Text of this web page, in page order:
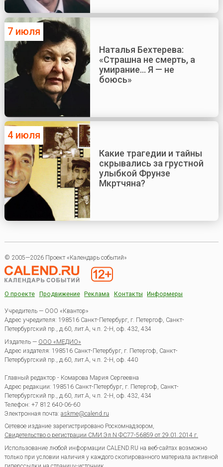
7 июля
Наталья Бехтерева:
«Страшна не смерть, а
умирание... Я — не
боюсь»
4 июля
Какие трагедии и тайны
скрывались за грустной
улыбкой Фрунзе
Мкртчяна?
© 2005—2026 Проект «Календарь событий»
О проекте Продвижение Реклама Контакты Информеры
Учредитель — ООО «Квантор»
Адрес учредителя: 198516 Санкт-Петербург, г. Петергоф, Санкт-
Петербургский пр., д.60, лит.А, ч.п. 2-Н, оф. 432, 434
Издатель — ООО «МЕДИО»
Адрес издателя: 198516 Санкт-Петербург, г. Петергоф, Санкт-
Петербургский пр., д.60, лит.А, ч.п. 2-Н, оф. 440
Главный редактор - Комарова Мария Сергеевна
Адрес редакции: 198516 Санкт-Петербург, г. Петергоф Санкт-
Петербургский пр., д.60, лит.А, ч.п. 2-Н, оф. 432, 434
Телефон: +7 812 640-06-60
Электронная почта: askme@calend.ru
Сетевое издание зарегистрировано Роскомнадзором,
Свидетельство о регистрации СМИ Эл.N ФС77-56859 от 29.01.2014 г.
Использование любой информации CALEND.RU на веб-сайтах возможно
только при условии наличия у каждого скопированного материала активной